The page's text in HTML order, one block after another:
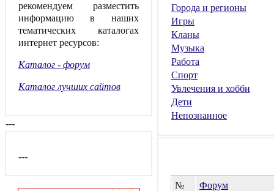
рекомендуем разместить
информацию в наших
тематических каталогах
интернет ресурсов:
Каталог - форум
Каталог лучших сайтов
---
---
Города и регионы
Игры
Кланы
Музыка
Работа
Спорт
Увлечения и хобби
Дети
Непознанное
№
Форум